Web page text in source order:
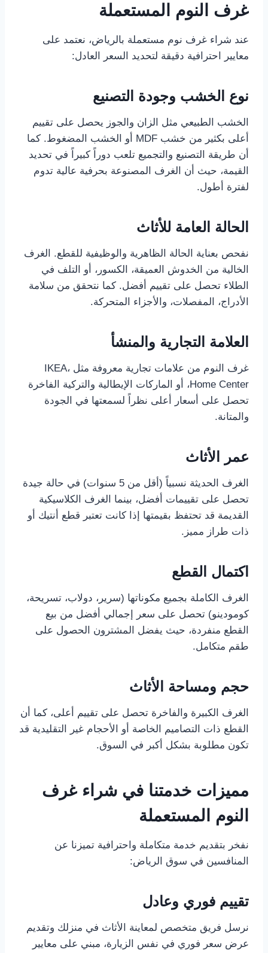
غرف النوم المستعملة
عند شراء غرف نوم مستعملة بالرياض، نعتمد على
معايير احترافية دقيقة لتحديد السعر العادل:
نوع الخشب وجودة التصنيع
الخشب الطبيعي مثل الزان والجوز يحصل على تقييم
أعلى بكثير من خشب MDF أو الخشب المضغوط. كما
أن طريقة التصنيع والتجميع تلعب دوراً كبيراً في تحديد
القيمة، حيث أن الغرف المصنوعة بحرفية عالية تدوم
لفترة أطول.
الحالة العامة للأثاث
نفحص بعناية الحالة الظاهرية والوظيفية للقطع. الغرف
الخالية من الخدوش العميقة، الكسور، أو التلف في
الطلاء تحصل على تقييم أفضل. كما نتحقق من سلامة
الأدراج، المفصلات، والأجزاء المتحركة.
العلامة التجارية والمنشأ
غرف النوم من علامات تجارية معروفة مثل IKEA،
Home Center، أو الماركات الإيطالية والتركية الفاخرة
تحصل على أسعار أعلى نظراً لسمعتها في الجودة
والمتانة.
عمر الأثاث
الغرف الحديثة نسبياً (أقل من 5 سنوات) في حالة جيدة
تحصل على تقييمات أفضل، بينما الغرف الكلاسيكية
القديمة قد تحتفظ بقيمتها إذا كانت تعتبر قطع أنتيك أو
ذات طراز مميز.
اكتمال القطع
الغرف الكاملة بجميع مكوناتها (سرير، دولاب، تسريحة،
كومودينو) تحصل على سعر إجمالي أفضل من بيع
القطع منفردة، حيث يفضل المشترون الحصول على
طقم متكامل.
حجم ومساحة الأثاث
الغرف الكبيرة والفاخرة تحصل على تقييم أعلى، كما أن
القطع ذات التصاميم الخاصة أو الأحجام غير التقليدية قد
تكون مطلوبة بشكل أكبر في السوق.
مميزات خدمتنا في شراء غرف
النوم المستعملة
نفخر بتقديم خدمة متكاملة واحترافية تميزنا عن
المنافسين في سوق الرياض:
تقييم فوري وعادل
نرسل فريق متخصص لمعاينة الأثاث في منزلك وتقديم
عرض سعر فوري في نفس الزيارة، مبني على معايير